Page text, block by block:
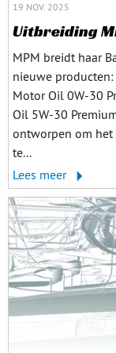
19 NOV. 2025
Uitbreiding
MPM breidt haar
nieuwe producten:
Motor Oil 0W-30
Oil 5W-30
ontworpen om het
te...
Lees meer